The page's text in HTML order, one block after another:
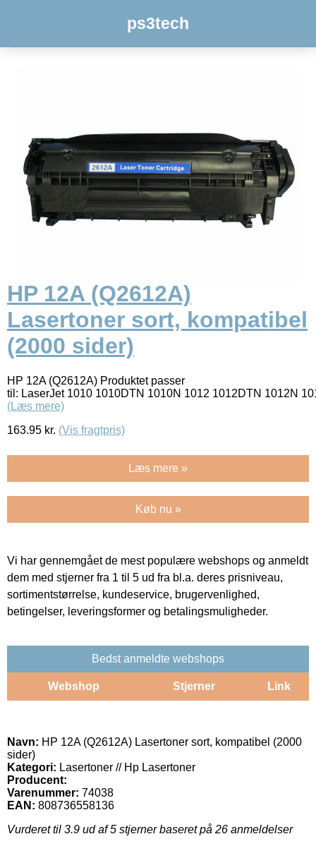
ps3tech
HP 12A (Q2612A)
Lasertoner sort, kompatibel
(2000 sider)
HP 12A (Q2612A) Produktet passer
til: LaserJet 1010 1010DTN 1010N 1012 1012DTN 1012N
(Læs mere)
163.95 kr. (Vis fragtpris)
Læs mere »
Køb nu »
Vi har gennemgået de mest populære webshops og anmeldt
dem med stjerner fra 1 til 5 ud fra bl.a. deres prisniveau,
sortimentstørrelse, kundeservice, brugervenlighed,
betingelser, leveringsformer og betalingsmuligheder.
Bedst anmeldte webshops
Webshop Stjerner Link
Navn: HP 12A (Q2612A) Lasertoner sort, kompatibel (2000
sider)
Kategori: Lasertoner // Hp Lasertoner
Producent:
Varenummer: 74038
EAN: 808736558136
Vurderet til 3.9 ud af 5 stjerner baseret på 26 anmeldelser